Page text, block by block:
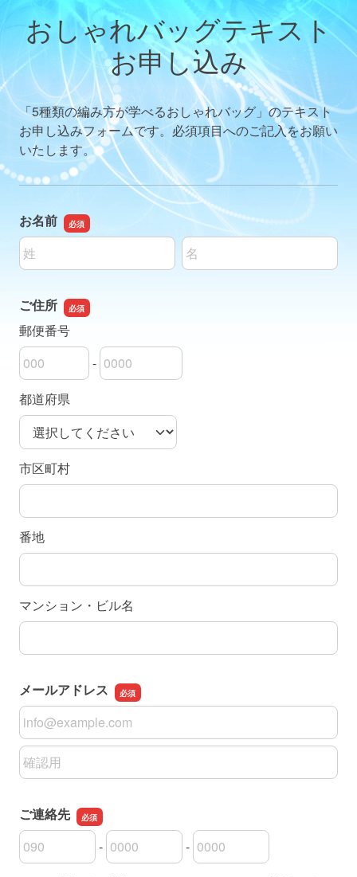
おしゃれバッグテキスト
お申し込み
「5種類の編み方が学べるおしゃれバッグ」のテキスト
お申し込みフォームです。必須項目へのご記入をお願い
いたします。
お名前
名前の姓
名前の名
ご住所
郵便番号
郵便番号の上3桁
-
郵便番号の下4桁
都道府県
市区町村
番地
マンション・ビル名
メールアドレス
メールアドレス
メールアドレスの確認用
ご連絡先
ご連絡先の市外局番
-
ご連絡先の市内局番 -
ご連絡先の加入者番号